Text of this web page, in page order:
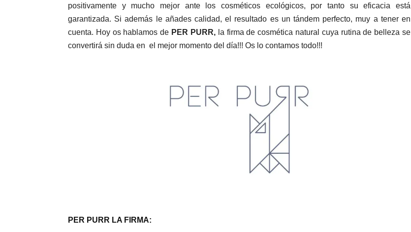
positivamente y mucho mejor ante los cosméticos ecológicos, por tanto su eficacia está
garantizada. Si además le añades calidad, el resultado es un tándem perfecto, muy a tener en
cuenta. Hoy os hablamos de PER PURR,la firma de cosmética natural cuya rutina de belleza se
convertirá sin duda en el mejor momento del día!!! Os lo contamos todo!!!
PER PURR LA FIRMA: